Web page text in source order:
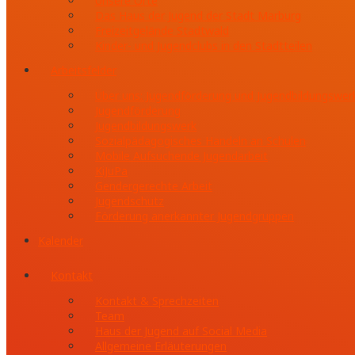
Das Haus der Jugend der Stadt Marburg
Freizeitgelände Stadtwald
Kinder- und Jugendclubs in den Stadtteilen
Arbeitsfelder
Über uns: Jugendförderung und
Jugendförderung
Jugendbildungswerk
Sozialpädagogisches Handeln an Schulen
Mobile Aufsuchende Jugendarbeit
KiJuPa
Gendergerechte Arbeit
Jugendschutz
Förderung anerkannter Jugendgruppen
Kalender
Kontakt
Kontakt & Sprechzeiten
Team
Haus der Jugend auf Social Media
Allgemeine Erläuterungen